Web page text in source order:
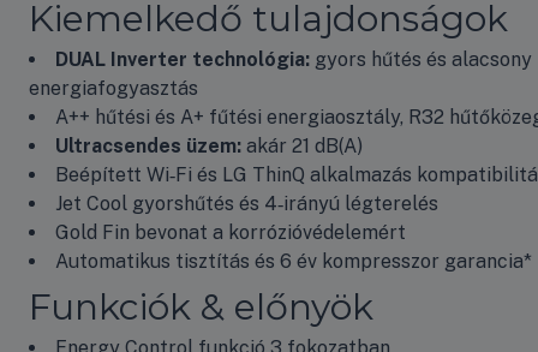
Kiemelkedő tulajdonságok
DUAL Inverter technológia: gyors hűtés és alacsony
energiafogyasztás
A++ hűtési és A+ fűtési energiaosztály, R32
Ultracsendes üzem: akár 21 dB(A)
Beépített Wi‑Fi és LG ThinQ alkalmazás
Jet Cool gyorshűtés és 4‑irányú légterelés
Gold Fin bevonat a korrózióvédelemért
Automatikus tisztítás és 6 év kompresszor garancia*
Funkciók & előnyök